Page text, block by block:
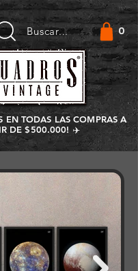
Buscar... 0
EN TODAS LAS COMPRAS A
DE $500.000! ✈️